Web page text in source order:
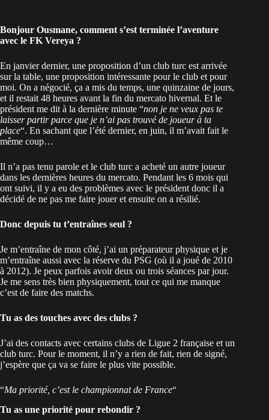
Bonjour Ousmane, comment s’est terminée l’aventure
avec le FK Vereya ?
En janvier dernier, une proposition d’un club turc est arrivée
sur la table, une proposition intéressante pour le club et pour
moi. On a négocié, ça a mis du temps, une quinzaine de jours,
et il restait 48 heures avant la fin du mercato hivernal. Et le
président me dit à la dernière minute “non je ne veux pas te
laisser partir parce que je n’ai pas trouvé de joueur à ta
place“. En sachant que l’été dernier, en juin, il m’avait fait le
même coup…
Il n’a pas tenu parole et le club turc a acheté un autre joueur
dans les dernières heures du mercato. Pendant les 6 mois qui
ont suivi, il y a eu des problèmes avec le président donc il a
décidé de ne pas me faire jouer et ensuite on a résilié.
Donc depuis tu t’entraînes seul ?
Je m’entraîne de mon côté, j’ai un préparateur physique et je
m’entraîne aussi avec la réserve du PSG (où il a joué de 2010
à 2012). Je peux parfois avoir deux ou trois séances par jour.
Je me sens très bien physiquement, tout ce qui me manque
c’est de faire des matchs.
Tu as des touches avec des clubs ?
J’ai des contacts avec certains clubs de Ligue 2 française et un
club turc. Pour le moment, il n’y a rien de fait, rien de signé,
j’espère que ça va se faire le plus vite possible.
“Ma priorité, c’est le championnat de France“
Tu as une priorité pour rebondir ?